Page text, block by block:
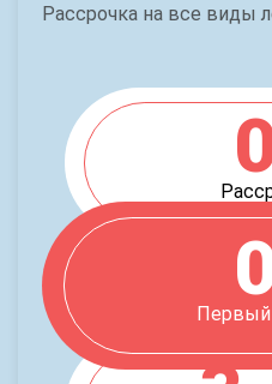
Рассрочка на все виды
Первый